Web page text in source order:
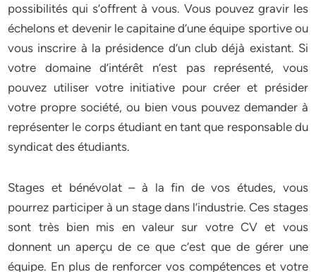
possibilités qui s’offrent à vous. Vous pouvez gravir les
échelons et devenir le capitaine d’une équipe sportive ou
vous inscrire à la présidence d’un club déjà existant. Si
votre domaine d’intérêt n’est pas représenté, vous
pouvez utiliser votre initiative pour créer et présider
votre propre société, ou bien vous pouvez demander à
représenter le corps étudiant en tant que responsable du
syndicat des étudiants.
Stages et bénévolat – à la fin de vos études, vous
pourrez participer à un stage dans l’industrie. Ces stages
sont très bien mis en valeur sur votre CV et vous
donnent un aperçu de ce que c’est que de gérer une
équipe. En plus de renforcer vos compétences et votre